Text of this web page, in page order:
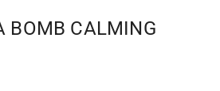
BOMB CALMING